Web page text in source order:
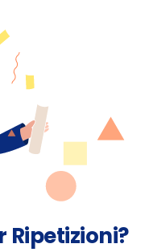
Ripetizioni?